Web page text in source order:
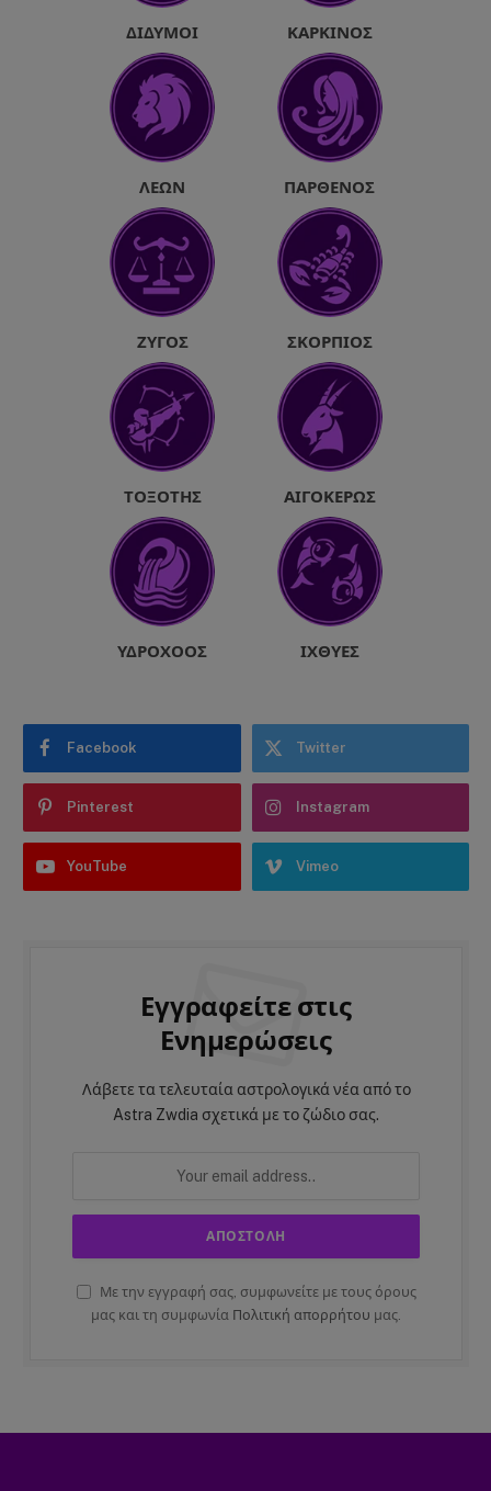
ΔΊΔΥΜΟΙ ΚΑΡΚΊΝΟΣ
ΛΈΩΝ ΠΑΡΘΈΝΟΣ
ΖΥΓΌΣ ΣΚΟΡΠΙΌΣ
ΤΟΞΌΤΗΣ ΑΙΓΌΚΕΡΩΣ
ΥΔΡΟΧΌΟΣ ΙΧΘΎΕΣ
Facebook Twitter
Pinterest Instagram
YouTube Vimeo
Εγγραφείτε στις
Ενημερώσεις
Λάβετε τα τελευταία αστρολογικά νέα από το
Astra Zwdia σχετικά με το ζώδιο σας.
Με την εγγραφή σας, συμφωνείτε με τους όρους
μας και τη συμφωνία Πολιτική απορρήτου μας.